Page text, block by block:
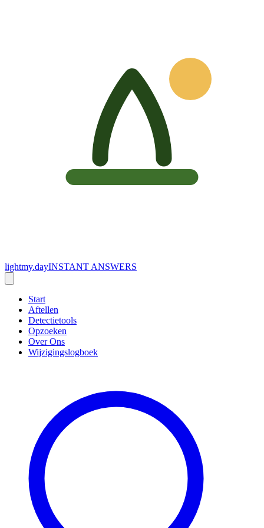
lightmy.dayINSTANT ANSWERS
Start
Aftellen
Detectietools
Opzoeken
Over Ons
Wijzigingslogboek